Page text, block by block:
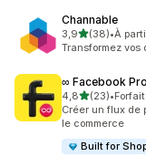
Channable
3,9étoile(s) sur 5
(38)
38 avis au total
•À
Transformez
∞ Facebook
4,8étoile(s) sur 5
(23)
23 avis au total
•
Créer un flux de
le commerce
Built for